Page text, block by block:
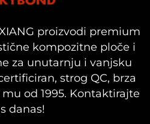
proizvodi premium
kompozitne ploče i
za unutarnju i vanjsku
strog QC, brza
od 1995. Kontaktirajte
danas!